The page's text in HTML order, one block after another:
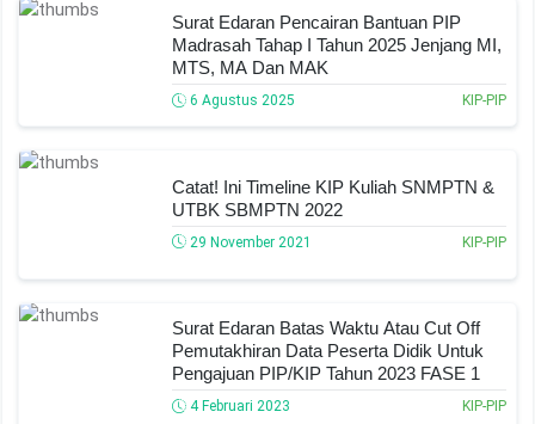
Surat Edaran Pencairan Bantuan PIP
Madrasah Tahap I Tahun 2025 Jenjang MI,
MTS, MA Dan MAK
6 Agustus 2025 KIP-PIP
Catat! Ini Timeline KIP Kuliah SNMPTN &
UTBK SBMPTN 2022
29 November 2021 KIP-PIP
Surat Edaran Batas Waktu Atau Cut Off
Pemutakhiran Data Peserta Didik Untuk
Pengajuan PIP/KIP Tahun 2023 FASE 1
4 Februari 2023 KIP-PIP